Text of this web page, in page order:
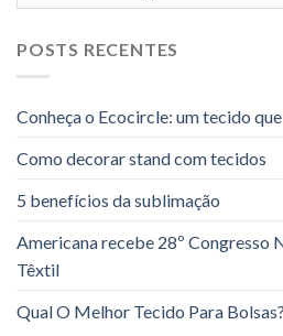
POSTS RECENTES
Conheça o Ecocircle: um tecido
Como decorar stand com tecidos
5 benefícios da sublimação
Americana recebe 28º Congresso
Têxtil
Qual O Melhor Tecido Para Bolsas?